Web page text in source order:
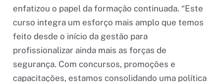
enfatizou o papel da formação continuada. “Este
curso integra um esforço mais amplo que temos
feito desde o início da gestão para
profissionalizar ainda mais as forças de
segurança. Com concursos, promoções e
capacitações, estamos consolidando uma política